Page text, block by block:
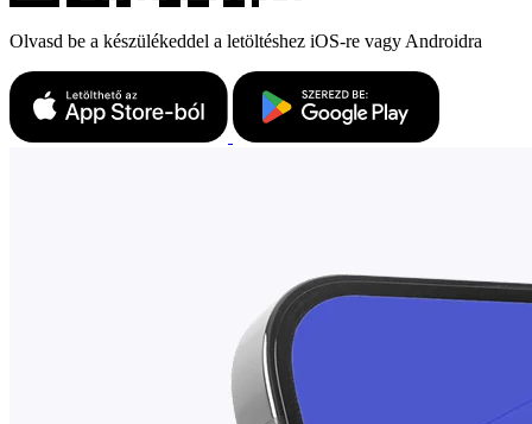
Olvasd be a készülékeddel a letöltéshez iOS-re vagy Androidra